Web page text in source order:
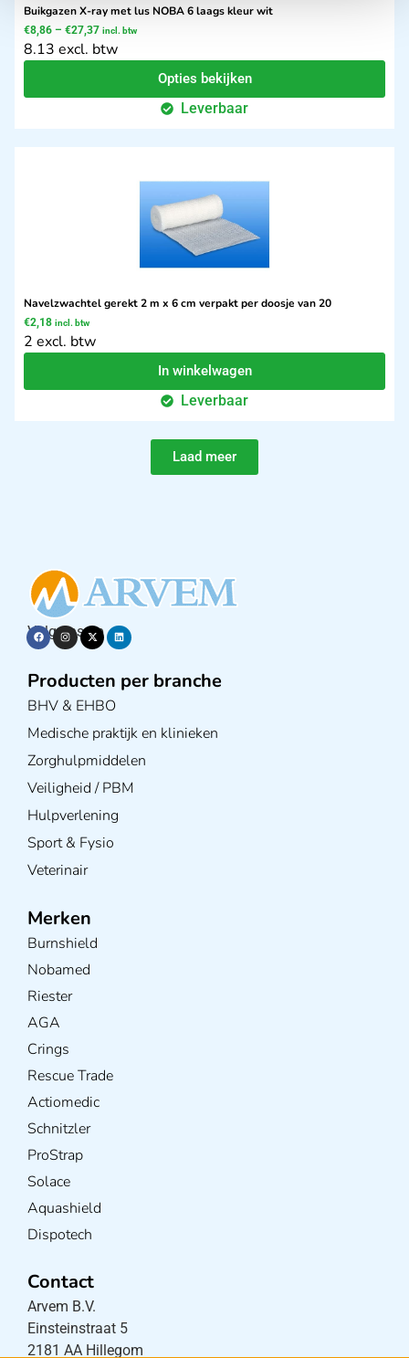
Buikgazen X-ray met lus NOBA 6 laags kleur wit
€8,86 – €27,37 incl. btw
8.13 excl. btw
Opties bekijken
Leverbaar
Navelzwachtel gerekt 2 m x 6 cm verpakt per doosje van 20
€2,18 incl. btw
2 excl. btw
In winkelwagen
Leverbaar
Laad meer
Volg ons op
Producten per branche
BHV & EHBO
Medische praktijk en klinieken
Zorghulpmiddelen
Veiligheid / PBM
Hulpverlening
Sport & Fysio
Veterinair
Merken
Burnshield
Nobamed
Riester
AGA
Crings
Rescue Trade
Actiomedic
Schnitzler
ProStrap
Solace
Aquashield
Dispotech
Contact
Arvem B.V.
Einsteinstraat 5
2181 AA Hillegom